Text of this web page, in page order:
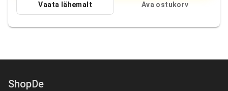
Vaata lähemalt Ava ostukorv
ShopDe